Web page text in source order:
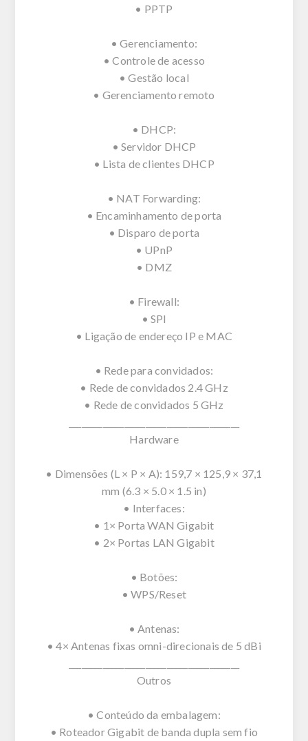
• PPTP
• Gerenciamento:
• Controle de acesso
• Gestão local
• Gerenciamento remoto
• DHCP:
• Servidor DHCP
• Lista de clientes DHCP
• NAT Forwarding:
• Encaminhamento de porta
• Disparo de porta
• UPnP
• DMZ
• Firewall:
• SPI
• Ligação de endereço IP e MAC
• Rede para convidados:
• Rede de convidados 2.4 GHz
• Rede de convidados 5 GHz
Hardware
• Dimensões (L × P × A): 159,7 × 125,9 × 37,1
mm (6.3 × 5.0 × 1.5 in)
• Interfaces:
• 1× Porta WAN Gigabit
• 2× Portas LAN Gigabit
• Botões:
• WPS/Reset
• Antenas:
• 4× Antenas fixas omni-direcionais de 5 dBi
Outros
• Conteúdo da embalagem:
• Roteador Gigabit de banda dupla sem fio